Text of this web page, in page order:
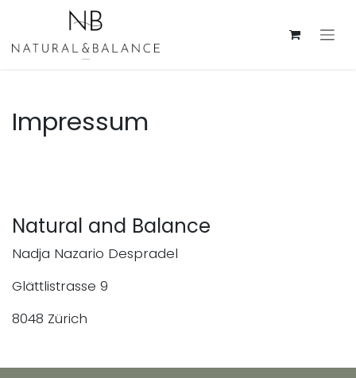
Zum Inhalt springen
Impressum
Natural and Balance
Nadja Nazario Despradel
Glättlistrasse 9
8048 Zürich